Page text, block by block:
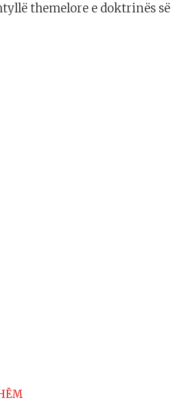
themelore e doktrinës së